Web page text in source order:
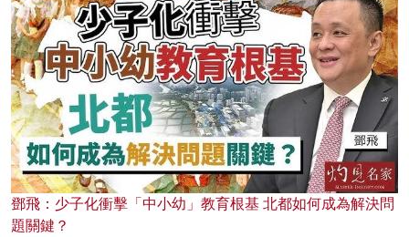
鄧飛：少子化衝擊「中小幼」教育根基 北都如何成為解決問
題關鍵？